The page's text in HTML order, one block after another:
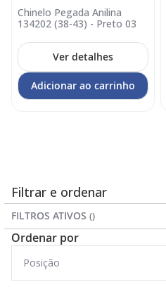
Chinelo Pegada Anilina
134202 (38-43) - Preto 03
Ver detalhes
Adicionar ao carrinho
Filtrar e ordenar
FILTROS ATIVOS
Ordenar por